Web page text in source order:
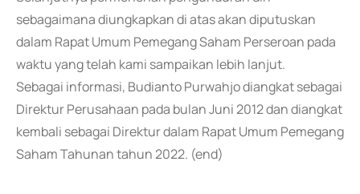
sebagaimana diungkapkan di atas akan diputuskan
dalam Rapat Umum Pemegang Saham Perseroan pada
waktu yang telah kami sampaikan lebih lanjut.
Sebagai informasi, Budianto Purwahjo diangkat sebagai
Direktur Perusahaan pada bulan Juni 2012 dan diangkat
kembali sebagai Direktur dalam Rapat Umum Pemegang
Saham Tahunan tahun 2022. (end)